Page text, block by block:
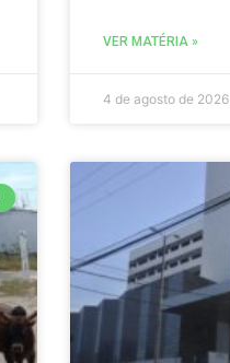
VER MATÉRIA »
4 de agosto de 2026